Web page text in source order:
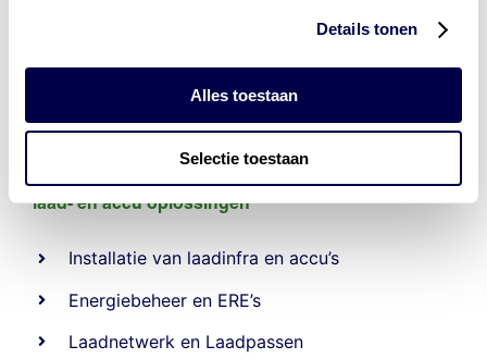
Details tonen
Alles toestaan
Selectie toestaan
Levert complete
laad- en accu oplossingen
Installatie van laadinfra en accu’s
Energiebeheer en ERE’s
Laadnetwerk en Laadpassen